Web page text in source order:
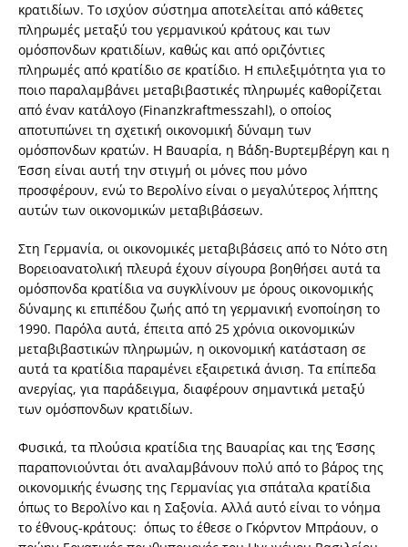
κρατιδίων. Το ισχύον σύστημα αποτελείται από κάθετες
πληρωμές μεταξύ του γερμανικού κράτους και των
ομόσπονδων κρατιδίων, καθώς και από οριζόντιες
πληρωμές από κρατίδιο σε κρατίδιο. Η επιλεξιμότητα για το
ποιο παραλαμβάνει μεταβιβαστικές πληρωμές καθορίζεται
από έναν κατάλογο (Finanzkraftmesszahl), ο οποίος
αποτυπώνει τη σχετική οικονομική δύναμη των
ομόσπονδων κρατών. Η Βαυαρία, η Βάδη-Βυρτεμβέργη και η
Έσση είναι αυτή την στιγμή οι μόνες που μόνο
προσφέρουν, ενώ το Βερολίνο είναι ο μεγαλύτερος λήπτης
αυτών των οικονομικών μεταβιβάσεων.
Στη Γερμανία, οι οικονομικές μεταβιβάσεις από το Νότο στη
Βορειοανατολική πλευρά έχουν σίγουρα βοηθήσει αυτά τα
ομόσπονδα κρατίδια να συγκλίνουν με όρους οικονομικής
δύναμης κι επιπέδου ζωής από τη γερμανική ενοποίηση το
1990. Παρόλα αυτά, έπειτα από 25 χρόνια οικονομικών
μεταβιβαστικών πληρωμών, η οικονομική κατάσταση σε
αυτά τα κρατίδια παραμένει εξαιρετικά άνιση. Τα επίπεδα
ανεργίας, για παράδειγμα, διαφέρουν σημαντικά μεταξύ
των ομόσπονδων κρατιδίων.
Φυσικά, τα πλούσια κρατίδια της Βαυαρίας και της Έσσης
παραπονιούνται ότι αναλαμβάνουν πολύ από το βάρος της
οικονομικής ένωσης της Γερμανίας για σπάταλα κρατίδια
όπως το Βερολίνο και η Σαξονία. Αλλά αυτό είναι το νόημα
το έθνους-κράτους: όπως το έθεσε ο Γκόρντον Μπράουν, ο